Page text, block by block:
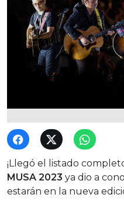
¡Llegó el listado
MUSA 2023 ya dio a
estarán en la nueva